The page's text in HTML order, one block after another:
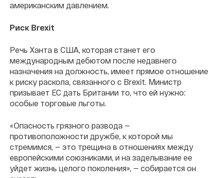
американским давлением.
Риск Brexit
Речь Ханта в США, которая станет его
международным дебютом после недавнего
назначения на должность, имеет прямое отношение
к риску раскола, связанного с Brexit. Министр
призывает ЕС дать Британии то, что ей нужно:
особые торговые льготы.
«Опасность грязного развода —
противоположности дружбе, к которой мы
стремимся, — это трещина в отношениях между
европейскими союзниками, и на заделывание ее
уйдет жизнь целого поколения», — собирается он